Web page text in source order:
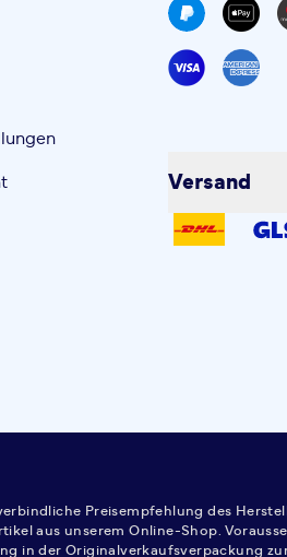
Versand
Preisempfehlung des
aus unserem Online-Shop.
in der Originalverkaufsverpackung